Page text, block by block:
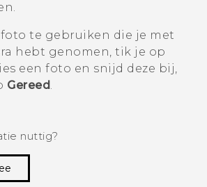
te gebruiken die je met
hebt genomen, tik je op
een foto en snijd deze bij,
Gereed .
nuttig?